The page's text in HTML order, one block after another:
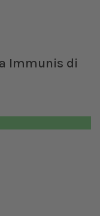
Immunis di